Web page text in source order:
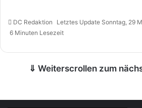
DC Redaktion
Letztes Update Sonntag, 29
6 Minuten Lesezeit
⇓ Weiterscrollen zum